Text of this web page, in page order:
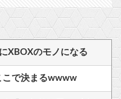
XBOXのモノになる
こで決まるwwww